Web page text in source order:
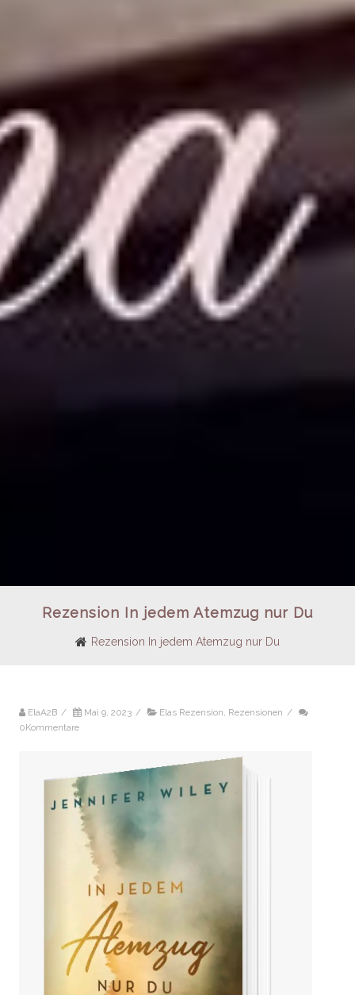
Rezension In jedem Atemzug nur Du
Rezension In jedem Atemzug nur Du
ElaA2B / Mai 9, 2023 / Elas Rezension Rezensionen /
0Kommentare